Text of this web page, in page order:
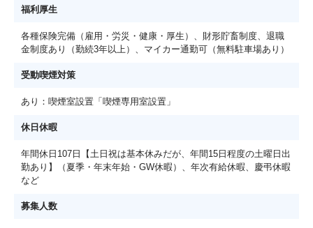
福利厚生
各種保険完備（雇用・労災・健康・厚生）、財形貯畜制度、退職
金制度あり（勤続3年以上）、マイカー通勤可（無料駐車場あり）
受動喫煙対策
あり：喫煙室設置「喫煙専用室設置」
休日休暇
年間休日107日【土日祝は基本休みだが、年間15日程度の土曜日出
勤あり】（夏季・年末年始・GW休暇）、年次有給休暇、慶弔休暇
など
募集人数